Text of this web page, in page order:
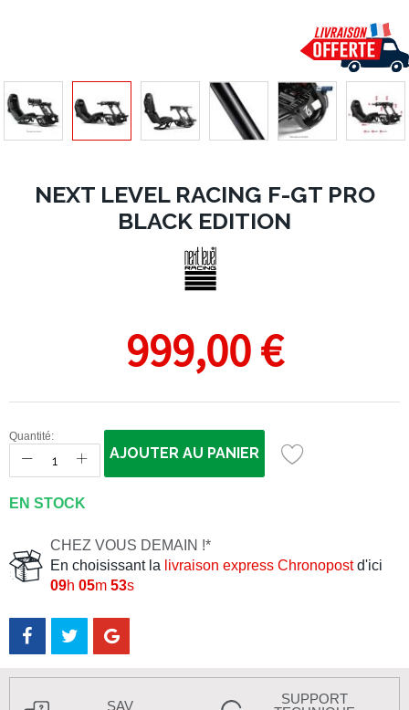
NEXT LEVEL RACING F-GT PRO
BLACK EDITION
999,00 €
Quantité:
AJOUTER AU PANIER
EN STOCK
CHEZ VOUS DEMAIN !*
En choisissant la livraison express Chronopostd'ici
09h 05m 53s
SAV
SUPPORT